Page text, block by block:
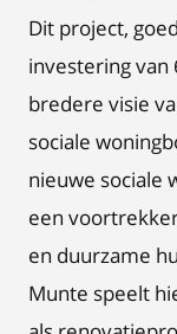
Dit project,
investering van
bredere visie
sociale
nieuwe sociale
een
en duurzame
Munte speelt